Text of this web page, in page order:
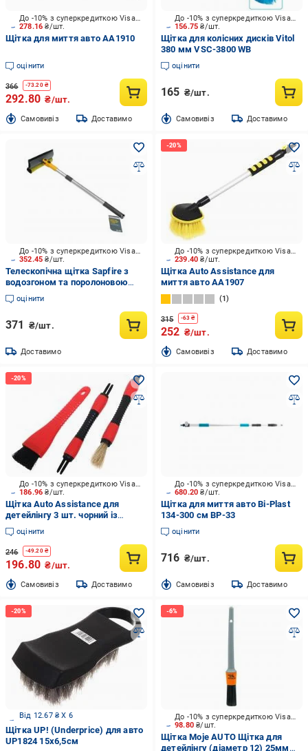
278.16₴/шт.
До -10% з суперкредиткою Visa Вигода
Щітка для миття авто AA1910
оцінити
366 -73.20₴
292.80 ₴/шт.
Cамовивіз Доставимо
156.75₴/шт.
До -10% з суперкредиткою Visa Вигода
Щітка для колісних дисків Vitol
380 мм VSC-3800 WB
оцінити
165 ₴/шт.
Cамовивіз Доставимо
352.45₴/шт.
До -10% з суперкредиткою Visa Вигода
Телескопічна щітка Sapfire з
водозгоном та поролоновою
губкою 400854 SA-305
оцінити
371 ₴/шт.
Доставимо
239.40₴/шт.
До -10% з суперкредиткою Visa Вигода
Щітка Auto Assistance для
миття авто AA1907
1
315 -63 ₴
252 ₴/шт.
Cамовивіз Доставимо
186.96₴/шт.
До -10% з суперкредиткою Visa Вигода
Щітка Auto Assistance для
детейлінгу 3 шт. чорний із
червоним
оцінити
246 -49.20₴
196.80 ₴/шт.
Cамовивіз Доставимо
680.20₴/шт.
До -10% з суперкредиткою Visa Вигода
Щітка для миття авто Bi-Plast
134-300 см BP-33
оцінити
716 ₴/шт.
Cамовивіз Доставимо
Від 12.67 ₴ X 6
Щітка UP! (Underprice) для авто
UP1824 15x6,5см
98.80₴/шт.
До -10% з суперкредиткою Visa Вигода
Щітка Moje AUTO Щітка для
детейлінгу (діаметр 12) 25мм